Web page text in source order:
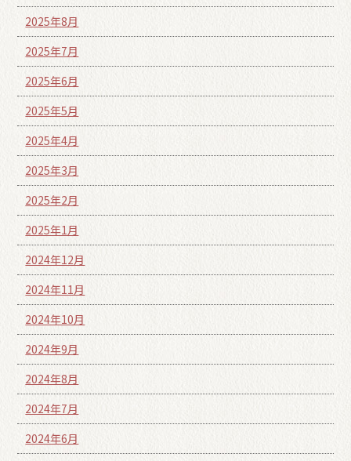
2025年8月
2025年7月
2025年6月
2025年5月
2025年4月
2025年3月
2025年2月
2025年1月
2024年12月
2024年11月
2024年10月
2024年9月
2024年8月
2024年7月
2024年6月